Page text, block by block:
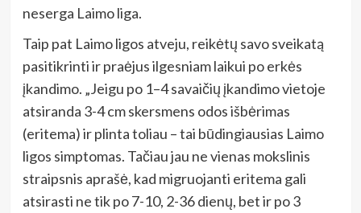
neserga Laimo liga.
Taip pat Laimo ligos atveju, reikėtų savo sveikatą
pasitikrinti ir praėjus ilgesniam laikui po erkės
įkandimo. „Jeigu po 1–4 savaičių įkandimo vietoje
atsiranda 3-4 cm skersmens odos išbėrimas
(eritema) ir plinta toliau – tai būdingiausias Laimo
ligos simptomas. Tačiau jau ne vienas mokslinis
straipsnis aprašė, kad migruojanti eritema gali
atsirasti ne tik po 7-10, 2-36 dienų, bet ir po 3